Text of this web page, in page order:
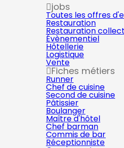
jobs
Toutes les offres
Restauration
Restauration
Évènementiel
Hôtellerie
Logistique
Vente
Fiches métiers
Runner
Chef de cuisine
Second de cuisine
Pâtissier
Boulanger
Maître d'hôtel
Chef barman
Commis de bar
Réceptionniste